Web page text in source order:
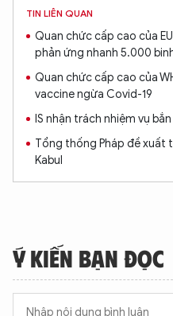
TIN LIÊN QUAN
Quan chức cấp cao của
phản ứng nhanh 5.000
Quan chức cấp cao của
vaccine ngừa Covid-19
IS nhận trách nhiệm vụ
Tổng thống Pháp đề xuất
Kabul
Ý KIẾN BẠN ĐỌC